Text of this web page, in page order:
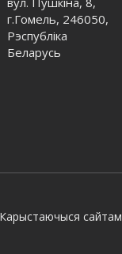
г.Гомель, 246050,
Рэспубліка
Беларусь